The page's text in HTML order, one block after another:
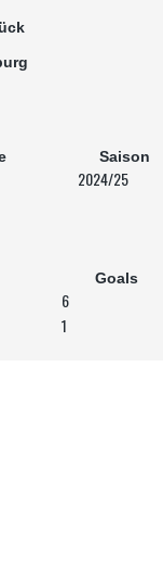
Saison
2024/25
Goals
6
1